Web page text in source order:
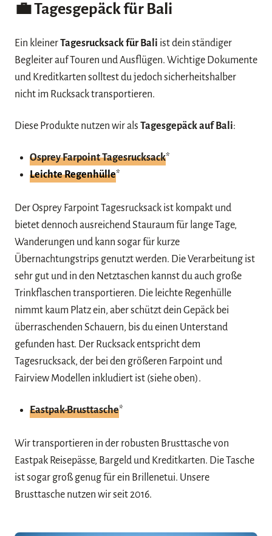
💼Tagesgepäck für Bali
Ein kleinerTagesrucksack für Bali ist dein ständiger
Begleiter auf Touren und Ausflügen. Wichtige Dokumente
und Kreditkarten solltest du jedoch sicherheitshalber
nicht im Rucksack transportieren.
Diese Produkte nutzen wir als Tagesgepäck auf Bali:
Osprey Farpoint Tagesrucksack*
Leichte Regenhülle*
Der Osprey Farpoint Tagesrucksack ist kompakt und
bietet dennoch ausreichend Stauraum für lange Tage,
Wanderungen und kann sogar für kurze
Übernachtungstrips genutzt werden. Die Verarbeitung ist
sehr gut und in den Netztaschen kannst du auch große
Trinkflaschen transportieren. Die leichte Regenhülle
nimmt kaum Platz ein, aber schützt dein Gepäck bei
überraschenden Schauern, bis du einen Unterstand
gefunden hast. Der Rucksack entspricht dem
Tagesrucksack, der bei den größeren Farpoint und
Fairview Modellen inkludiert ist (siehe oben).
Eastpak-Brusttasche*
Wir transportieren in der robusten Brusttasche von
Eastpak Reisepässe, Bargeld und Kreditkarten. Die Tasche
ist sogar groß genug für ein Brillenetui. Unsere
Brusttasche nutzen wir seit 2016.